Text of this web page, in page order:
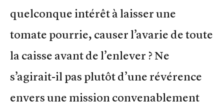
quelconque intérêt à laisser une
tomate pourrie, causer l’avarie de toute
la caisse avant de l’enlever ? Ne
s’agirait-il pas plutôt d’une révérence
envers une mission convenablement